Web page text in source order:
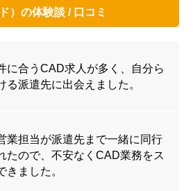
）の体験談 / 口コミ
に合うCAD求人が多く、自分ら
る派遣先に出会えました。
業担当が派遣先まで一緒に同行
たので、不安なくCAD業務をス
きました。